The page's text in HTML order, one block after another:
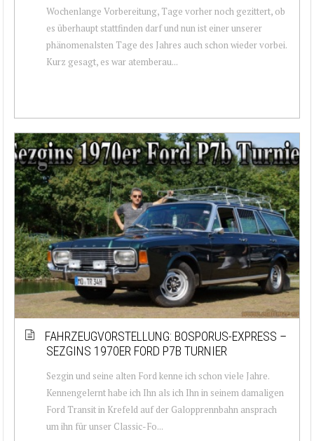
Wochenlange Vorbereitung, Tage vorher noch gezittert, ob
es überhaupt stattfinden darf und nun ist einer unserer
phänomenalsten Tage des Jahres auch schon wieder vorbei.
Kurz gesagt, es war atemberau...
FAHRZEUGVORSTELLUNG: BOSPORUS-EXPRESS –
SEZGINS 1970ER FORD P7B TURNIER
Sezgin und seine alten Ford kenne ich schon viele Jahre.
Kennengelernt habe ich Ihn als ich Ihn in seinem damaligen
Ford Transit in Krefeld auf der Galopprennbahn ansprach
um ihn für unser Classic-Fo...